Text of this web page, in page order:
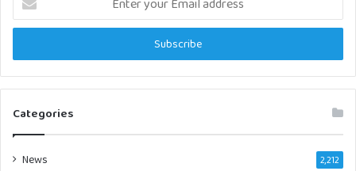
your
Email
Categories
News 2,212